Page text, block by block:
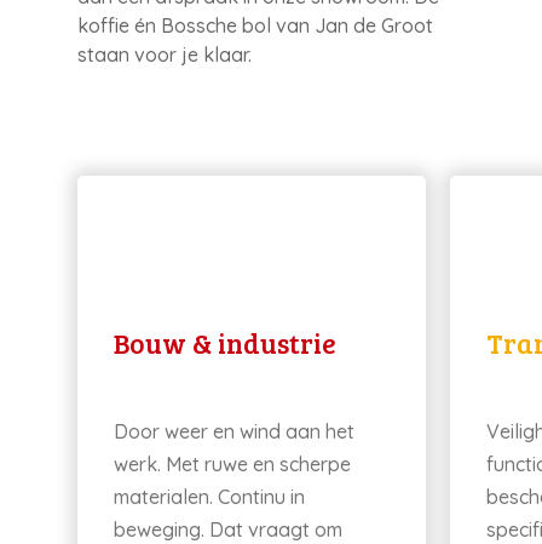
koffie én Bossche bol van Jan de Groot
staan voor je klaar.
Bouw & industrie
Door weer en wind aan het
werk. Met ruwe en scherpe
materialen. Continu in
beweging. Dat vraagt om